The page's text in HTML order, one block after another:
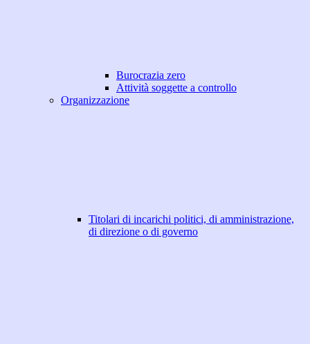
Burocrazia zero
Attività soggette a controllo
Organizzazione
Titolari di incarichi politici, di amministrazione,
di direzione o di governo